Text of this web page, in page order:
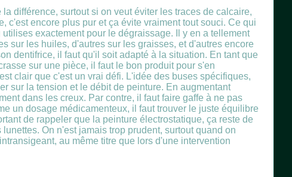
différence, surtout si on veut éviter les traces de calcaire,
c'est encore plus pur et ça évite vraiment tout souci. Ce qui
exactement pour le dégraissage. Il y en a tellement
sur les huiles, d'autres sur les graisses, et d'autres encore
dentifrice, il faut qu'il soit adapté à la situation. En tant que
sur une pièce, il faut le bon produit pour s'en
clair que c'est un vrai défi. L'idée des buses spécifiques,
sur la tension et le débit de peinture. En augmentant
dans les creux. Par contre, il faut faire gaffe à ne pas
un dosage médicamenteux, il faut trouver le juste équilibre
de rappeler que la peinture électrostatique, ça reste de
On n'est jamais trop prudent, surtout quand on
au même titre que lors d'une intervention